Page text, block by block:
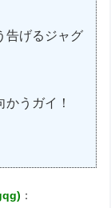
告げるジャグ
かうガイ！
：